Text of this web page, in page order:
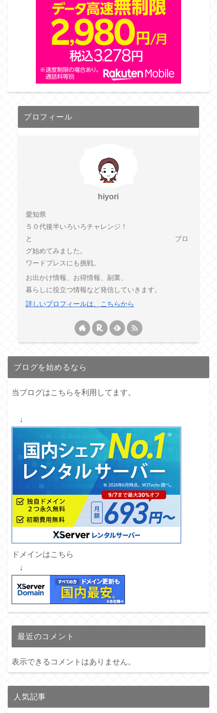
プロフィール
hiyori
愛知県
５０代後半いろいろチャレンジ！
と ブロ
グ始めてみました。
ワードプレスにも挑戦。
お出かけ情報、お得情報、副業、
暮らしに役立つ情報など発信していきます。
詳しいプロフィールは、こちらから
ブログを始めるなら
当ブログはこちらを利用してます。
↓
ドメインはこちら
↓
最近のコメント
表示できるコメントはありません。
人気記事